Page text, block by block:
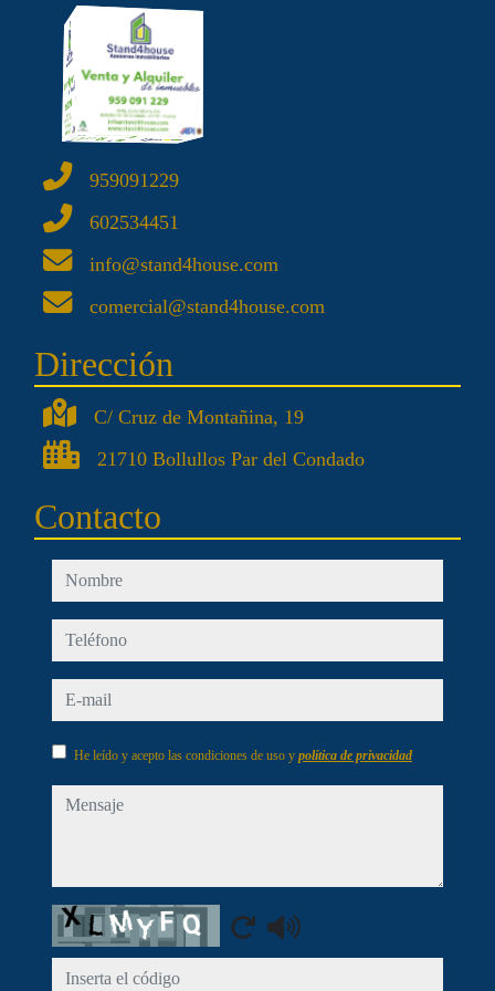
959091229
602534451
info@stand4house.com
comercial@stand4house.com
Dirección
C/ Cruz de Montañina, 19
21710 Bollullos Par del Condado
Contacto
nombre
teléfono
e-mail
He leído y acepto las condiciones de uso y política de privacidad
mensaje
Captcha